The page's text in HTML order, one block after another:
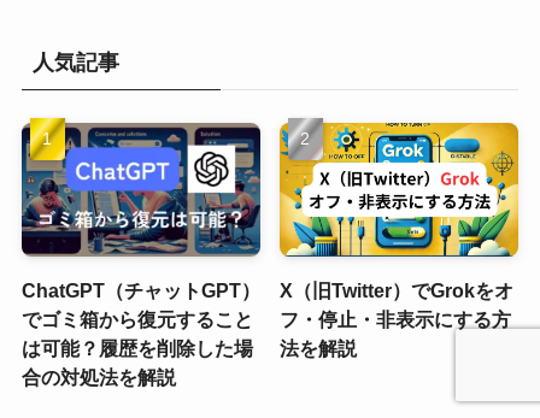
人気記事
ChatGPT（チャットGPT）
でゴミ箱から復元すること
は可能？履歴を削除した場
合の対処法を解説
X（旧Twitter）でGrokをオ
フ・停止・非表示にする方
法を解説